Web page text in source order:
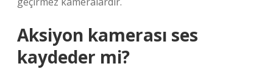
Aksiyon kamerası ses
kaydeder mi?